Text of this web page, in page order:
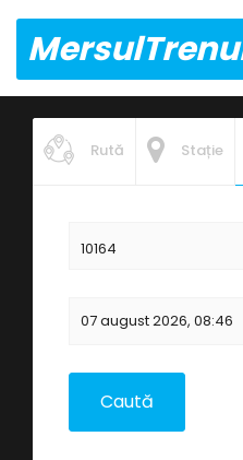
Rută Stație
10164